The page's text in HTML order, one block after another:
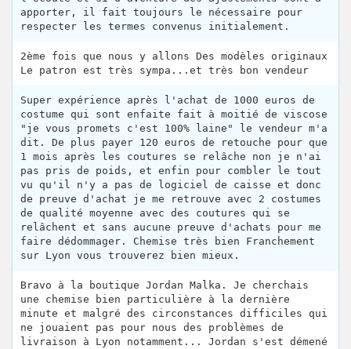
apporter, il fait toujours le nécessaire pour
respecter les termes convenus initialement.
2ème fois que nous y allons Des modèles originaux
Le patron est très sympa...et très bon vendeur
Super expérience après l'achat de 1000 euros de
costume qui sont enfaite fait à moitié de viscose
"je vous promets c'est 100% laine" le vendeur m'a
dit. De plus payer 120 euros de retouche pour que
1 mois après les coutures se relâche non je n'ai
pas pris de poids, et enfin pour combler le tout
vu qu'il n'y a pas de logiciel de caisse et donc
de preuve d'achat je me retrouve avec 2 costumes
de qualité moyenne avec des coutures qui se
relâchent et sans aucune preuve d'achats pour me
faire dédommager. Chemise très bien Franchement
sur Lyon vous trouverez bien mieux.
Bravo à la boutique Jordan Malka. Je cherchais
une chemise bien particulière à la dernière
minute et malgré des circonstances difficiles qui
ne jouaient pas pour nous des problèmes de
livraison à Lyon notamment... Jordan s'est démené